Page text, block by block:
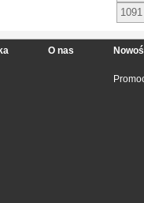
1091
O nas